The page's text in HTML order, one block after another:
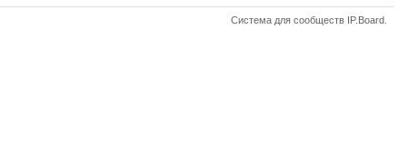
Система для сообществ IP.Board